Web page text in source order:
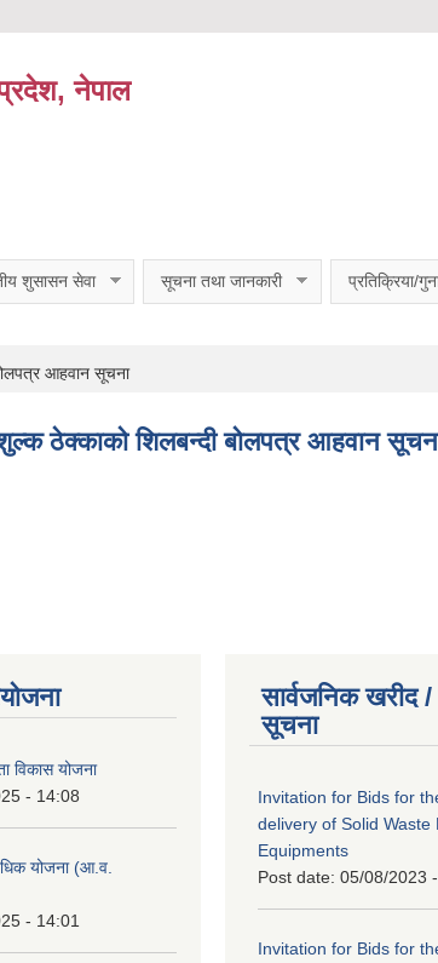
नेपाल
शुसासन सेवा सूचना तथा जानकारी प्रतिक्रिया/
आहवान सूचना
ठेक्काको शिलबन्दी बोलपत्र आहवान
विकास योजना
- 14:08
योजना (आ.व.
- 14:01
सार्वजनिक खरीद
सूचना
Invitation for Bids for
delivery of Solid Waste
Equipments
Post date: 05/08/2023
Invitation for Bids for